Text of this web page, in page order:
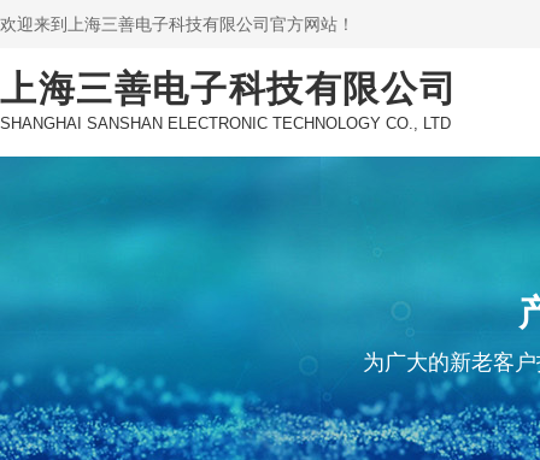
欢迎来到上海三善电子科技有限公司官方网站！
上海三善电子科技有限公司
SHANGHAI SANSHAN ELECTRONIC TECHNOLOGY CO., LTD
为广大的新老客